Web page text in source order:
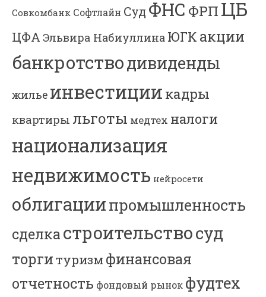
Совкомбанк Софтлайн Суд ФНС ФРП ЦБ
ЦФА Эльвира Набиуллина ЮГК акции
банкротстводивиденды
жилье инвестиции кадры
квартиры льготы медтех налоги
национализация
недвижимость нейросети
облигациипромышленность
сделкастроительствосуд
торгитуризм финансовая
отчетность фондовый рынок фудтех